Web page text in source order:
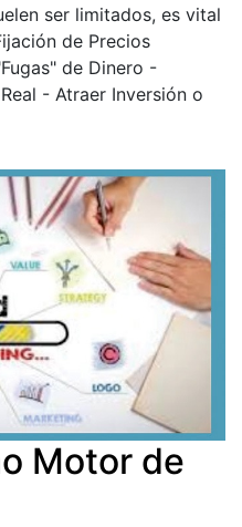
ser limitados, es vital
de Precios
de Dinero -
- Atraer Inversión o
Motor de